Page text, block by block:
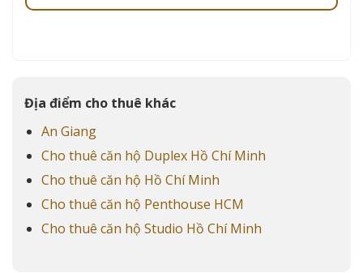
Địa điểm cho thuê khác
An Giang
Cho thuê căn hộ Duplex Hồ Chí Minh
Cho thuê căn hộ Hồ Chí Minh
Cho thuê căn hộ Penthouse HCM
Cho thuê căn hộ Studio Hồ Chí Minh